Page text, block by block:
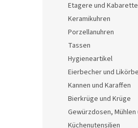
Etagere und Kabarette
Keramikuhren
Porzellanuhren
Tassen
Hygieneartikel
Eierbecher und
Kannen und Karaffen
Bierkrüge und Krüge
Gewürzdosen,
Küchenutensilien